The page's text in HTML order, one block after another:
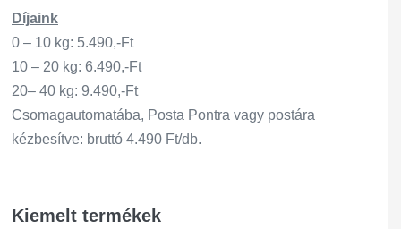
Díjaink
0 – 10 kg: 5.490,-Ft
10 – 20 kg: 6.490,-Ft
20– 40 kg: 9.490,-Ft
Csomagautomatába, Posta Pontra vagy postára
kézbesítve: bruttó 4.490 Ft/db.
Kiemelt termékek